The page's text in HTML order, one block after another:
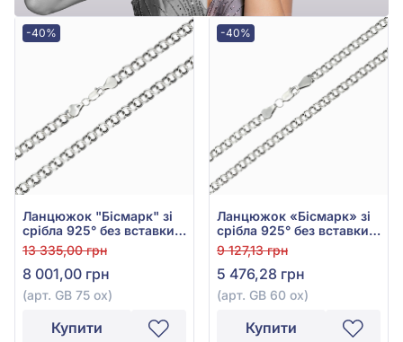
-40%
Ланцюжок "Бісмарк" зі
срібла 925° без вставки,
арт. GB 75 ox
13 335,00 грн
8 001,00 грн
(арт. GB 75 ox)
Купити
-40%
Ланцюжок «Бісмарк» зі
срібла 925° без вставки,
арт. GB 60 ox
9 127,13 грн
5 476,28 грн
(арт. GB 60 ox)
Купити